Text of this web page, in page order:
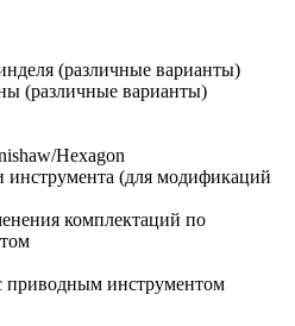
(различные варианты)
(различные варианты)
Hexagon
(для модификаций
комплектаций по
приводным инструментом